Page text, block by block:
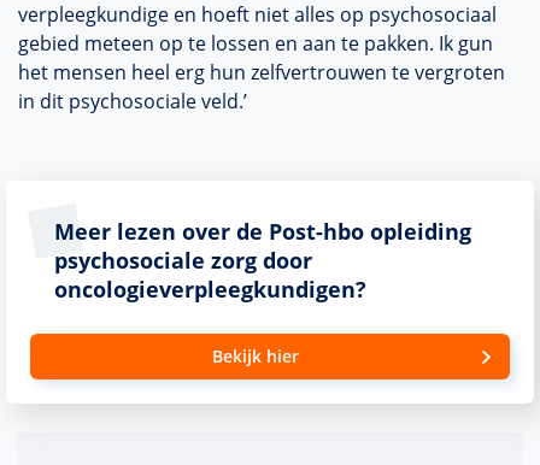
verpleegkundige en hoeft niet alles op psychosociaal
gebied meteen op te lossen en aan te pakken. Ik gun
het mensen heel erg hun zelfvertrouwen te vergroten
in dit psychosociale veld.’
Meer lezen over de Post-hbo opleiding
psychosociale zorg door
oncologieverpleegkundigen?
Bekijk hier